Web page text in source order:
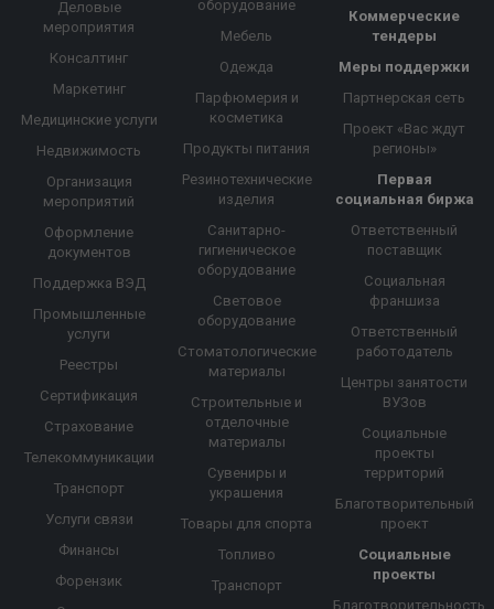
Деловые
мероприятия
Консалтинг
Маркетинг
Медицинские услуги
Недвижимость
Организация
мероприятий
Оформление
документов
Поддержка ВЭД
Промышленные
услуги
Реестры
Сертификация
Страхование
Телекоммуникации
Транспорт
Услуги связи
Финансы
Форензик
оборудование
Мебель
Одежда
Парфюмерия и
косметика
Продукты питания
Резинотехнические
изделия
Санитарно-
гигиеническое
оборудование
Световое
оборудование
Стоматологические
материалы
Строительные и
отделочные
материалы
Сувениры и
украшения
Товары для спорта
Топливо
Транспорт
Коммерческие
тендеры
Меры поддержки
Партнерская сеть
Проект «Вас ждут
регионы»
Первая
социальная биржа
Ответственный
поставщик
Социальная
франшиза
Ответственный
работодатель
Центры занятости
ВУЗов
Социальные
проекты
территорий
Благотворительный
проект
Социальные
проекты
Благотворительность